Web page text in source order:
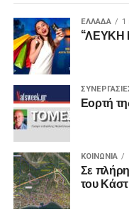
ΕΛΛΑΔΑ 1
“ΛΕΥΚΗ
Εορτή
ΚΟΙΝΩΝΙΑ
Σε πλήρη
του